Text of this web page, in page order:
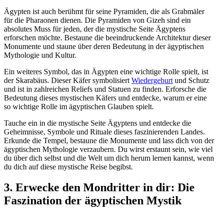
Ägypten ist auch berühmt für seine Pyramiden, die als Grabmäler
für die Pharaonen dienen. Die Pyramiden von Gizeh sind ein
absolutes Muss für jeden, der die mystische Seite Ägyptens
erforschen möchte. Bestaune die beeindruckende Architektur dieser
Monumente und staune über deren Bedeutung in der ägyptischen
Mythologie und Kultur.
Ein weiteres Symbol, das in Ägypten eine wichtige Rolle spielt, ist
der Skarabäus. Dieser Käfer symbolisiertWiedergeburtund Schutz
und ist in zahlreichen Reliefs und Statuen zu finden. Erforsche die
Bedeutung dieses mystischen Käfers und entdecke, warum er eine
so wichtige Rolle im ägyptischen Glauben spielt.
Tauche ein in die mystische Seite Ägyptens und entdecke die
Geheimnisse, Symbole und Rituale dieses faszinierenden Landes.
Erkunde die Tempel, bestaune die Monumente und lass dich von der
ägyptischen Mythologie verzaubern. Du wirst erstaunt sein, wie viel
du über dich selbst und die Welt um dich herum lernen kannst, wenn
du dich auf diese mystische Reise begibst.
3. Erwecke den Mondritter in dir: Die
Faszination der ägyptischen Mystik